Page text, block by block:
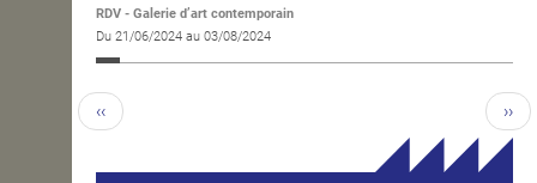
RDV - Galerie d’art contemporain
Du 21/06/2024 au 03/08/2024
‹‹ ››